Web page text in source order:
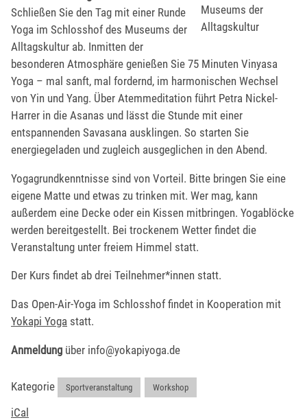
Museums der
Alltagskultur
Schließen Sie den Tag mit einer Runde
Yoga im Schlosshof des Museums der
Alltagskultur ab. Inmitten der
besonderen Atmosphäre genießen Sie 75 Minuten Vinyasa
Yoga – mal sanft, mal fordernd, im harmonischen Wechsel
von Yin und Yang. Über Atemmeditation führt Petra Nickel-
Harrer in die Asanas und lässt die Stunde mit einer
entspannenden Savasana ausklingen. So starten Sie
energiegeladen und zugleich ausgeglichen in den Abend.
Yogagrundkenntnisse sind von Vorteil. Bitte bringen Sie eine
eigene Matte und etwas zu trinken mit. Wer mag, kann
außerdem eine Decke oder ein Kissen mitbringen. Yogablöcke
werden bereitgestellt. Bei trockenem Wetter findet die
Veranstaltung unter freiem Himmel statt.
Der Kurs findet ab drei Teilnehmer*innen statt.
Das Open-Air-Yoga im Schlosshof findet in Kooperation mit
Yokapi Yoga statt.
Anmeldung über info@yokapiyoga.de
Kategorie Sportveranstaltung Workshop
iCal